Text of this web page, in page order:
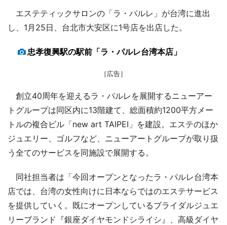
エステティックサロンの「ラ・パルレ」が台湾に進出
し、1月25日、台北市大安区に1号店を出店した。
忠孝復興駅の駅前「ラ・パルレ台湾本店」
［広告］
創立40周年を迎えるラ・パルレを展開するニューアー
トグループは同区内に13階建て、総面積約1200平方メー
トルの複合ビル「new art TAIPEI」を建設。エステのほか
ジュエリー、ゴルフなど、ニューアートグループが取り扱
う全てのサービスを同施設で展開する。
同社担当者は「今回オープンとなったラ・パルレ台湾本
店では、台湾の女性向けに日本ならではのエステサービス
を提供していく。既にオープンしているブライダルジュエ
リーブランド『銀座ダイヤモンドシライシ』、高級ダイヤ